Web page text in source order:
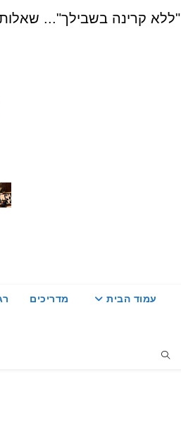
"ללא קרינה בשבילך"... שאלות, הדרכה ויעוץ
עמוד הבית מדריכים